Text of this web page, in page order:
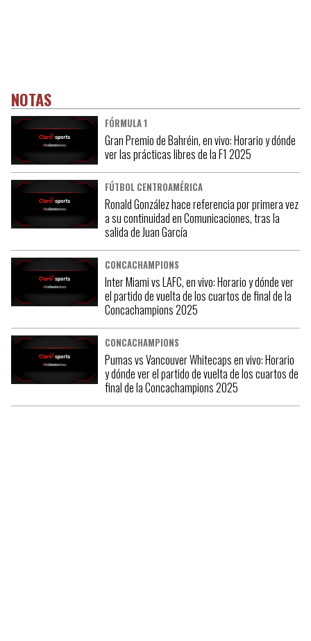
NOTAS
FÓRMULA 1
Gran Premio de Bahréin, en vivo: Horario y dónde
ver las prácticas libres de la F1 2025
FÚTBOL CENTROAMÉRICA
Ronald González hace referencia por primera vez
a su continuidad en Comunicaciones, tras la
salida de Juan García
CONCACHAMPIONS
Inter Miami vs LAFC, en vivo: Horario y dónde ver
el partido de vuelta de los cuartos de final de la
Concachampions 2025
CONCACHAMPIONS
Pumas vs Vancouver Whitecaps en vivo: Horario
y dónde ver el partido de vuelta de los cuartos de
final de la Concachampions 2025